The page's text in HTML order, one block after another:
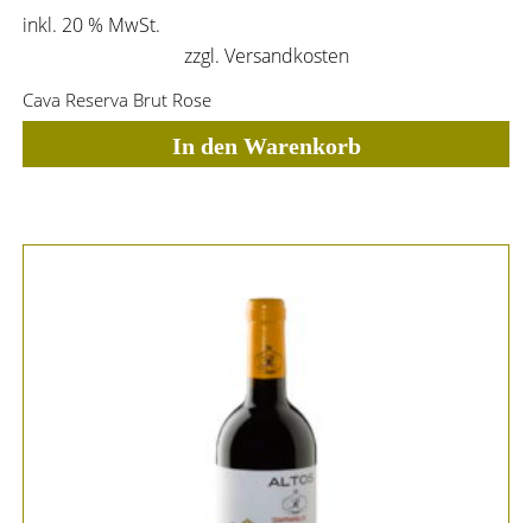
inkl. 20 % MwSt.
zzgl. Versandkosten
Cava Reserva Brut Rose
In den Warenkorb